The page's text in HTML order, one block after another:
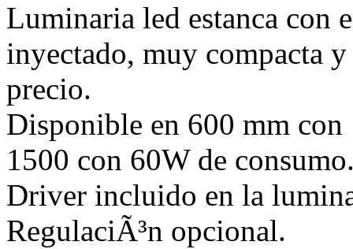
Luminaria led estanca con
inyectado, muy compacta
precio.
Disponible en 600 mm
1500 con 60W de
Driver incluido en la
RegulaciÃ³n opcional.